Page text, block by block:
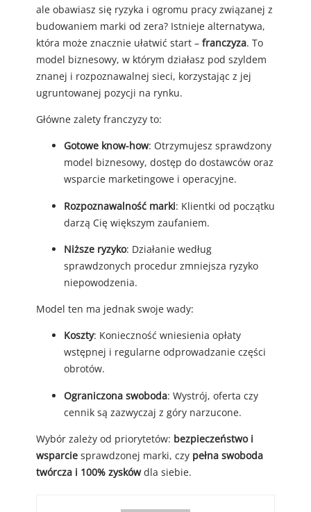
ale obawiasz się ryzyka i ogromu pracy związanej z
budowaniem marki od zera? Istnieje alternatywa,
która może znacznie ułatwić start – franczyza. To
model biznesowy, w którym działasz pod szyldem
znanej i rozpoznawalnej sieci, korzystając z jej
ugruntowanej pozycji na rynku.
Główne zalety franczyzy to:
Gotowe know-how: Otrzymujesz sprawdzony
model biznesowy, dostęp do dostawców oraz
wsparcie marketingowe i operacyjne.
Rozpoznawalność marki: Klientki od początku
darzą Cię większym zaufaniem.
Niższe ryzyko: Działanie według
sprawdzonych procedur zmniejsza ryzyko
niepowodzenia.
Model ten ma jednak swoje wady:
Koszty: Konieczność wniesienia opłaty
wstępnej i regularne odprowadzanie części
obrotów.
Ograniczona swoboda: Wystrój, oferta czy
cennik są zazwyczaj z góry narzucone.
Wybór zależy od priorytetów: bezpieczeństwo i
wsparcie sprawdzonej marki, czy pełna swoboda
twórcza i 100% zyskówdla siebie.